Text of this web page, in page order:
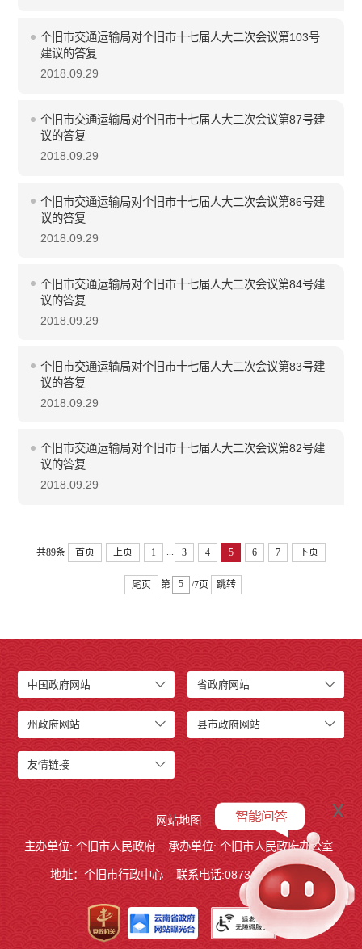
个旧市交通运输局对个旧市十七届人大二次会议第103号
建议的答复
2018.09.29
个旧市交通运输局对个旧市十七届人大二次会议第87号建
议的答复
2018.09.29
个旧市交通运输局对个旧市十七届人大二次会议第86号建
议的答复
2018.09.29
个旧市交通运输局对个旧市十七届人大二次会议第84号建
议的答复
2018.09.29
个旧市交通运输局对个旧市十七届人大二次会议第83号建
议的答复
2018.09.29
个旧市交通运输局对个旧市十七届人大二次会议第82号建
议的答复
2018.09.29
共89条 首页 上页 1 3 4 5 6 7 下页
尾页 第 /7页 跳转
中国政府网站 省政府网站
州政府网站 县市政府网站
友情链接
网站地图
主办单位: 个旧市人民政府
承办单位: 个旧市人民政府办公室
地址：个旧市行政中心 联系电话:0873－2123215
x